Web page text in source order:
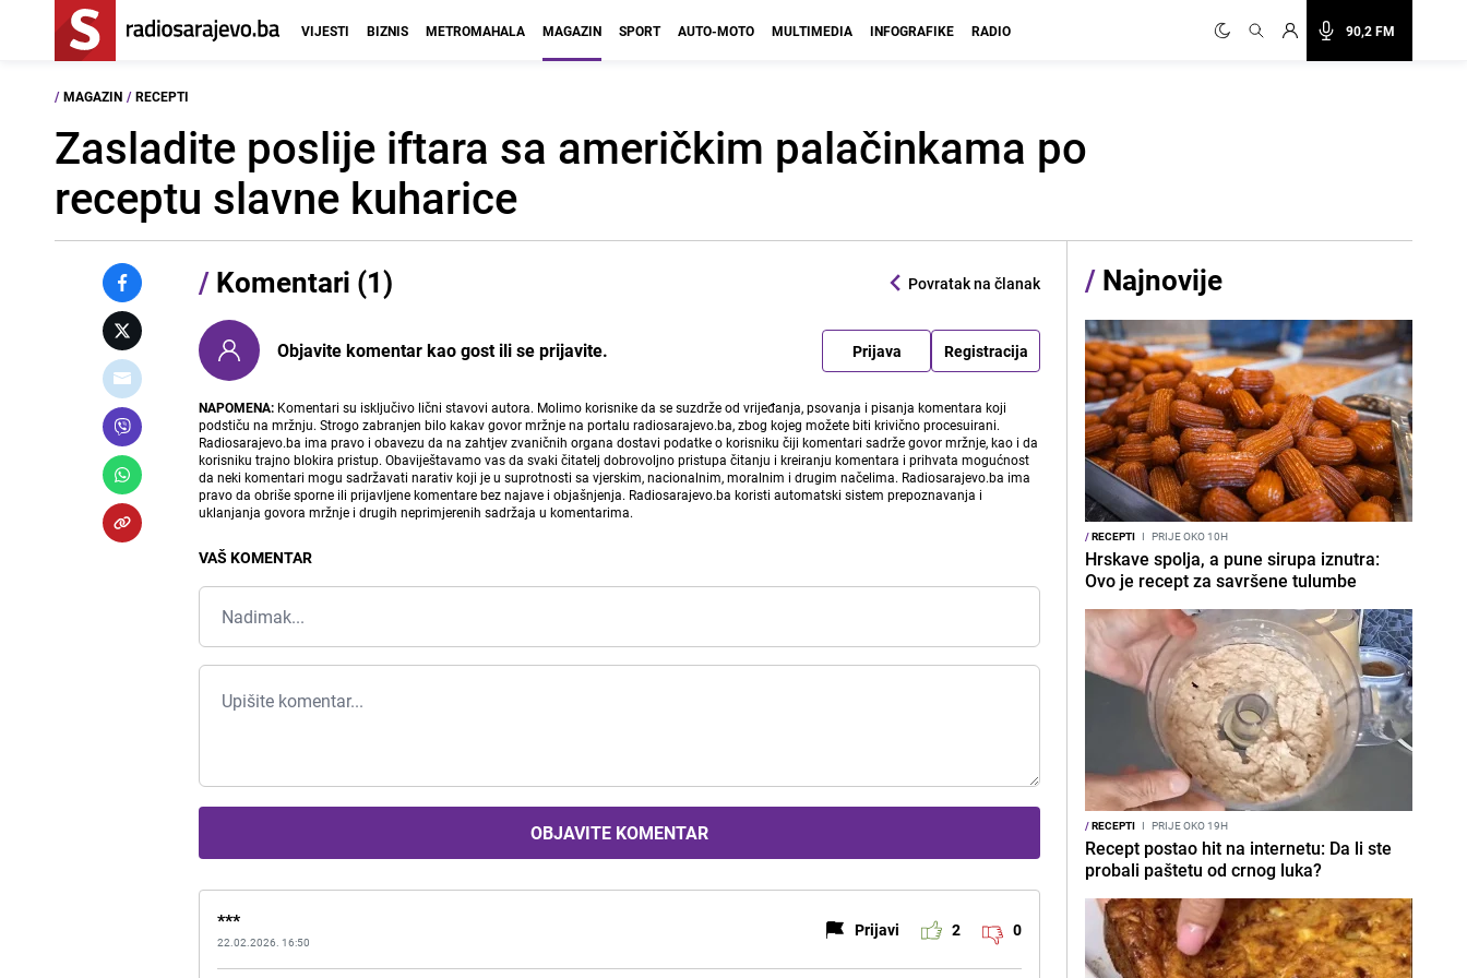
90,2 FM
VIJESTI BIZNIS METROMAHALA MAGAZIN SPORT AUTO-MOTO MULTIMEDIA INFOGRAFIKE RADIO
/ MAGAZIN / RECEPTI
Zasladite poslije iftara sa američkim palačinkama po
receptu slavne kuharice
/ Komentari (1) Povratak na članak
Objavite komentar kao gost ili se prijavite. Prijava Registracija
NAPOMENA: Komentari su isključivo lični stavovi autora. Molimo korisnike da se suzdrže od vrijeđanja, psovanja i pisanja komentara koji
podstiču na mržnju. Strogo zabranjen bilo kakav govor mržnje na portalu radiosarajevo.ba, zbog kojeg možete biti krivično procesuirani.
Radiosarajevo.ba ima pravo i obavezu da na zahtjev zvaničnih organa dostavi podatke o korisniku čiji komentari sadrže govor mržnje, kao i da
korisniku trajno blokira pristup. Obaviještavamo vas da svaki čitatelj dobrovoljno pristupa čitanju i kreiranju komentara i prihvata mogućnost
da neki komentari mogu sadržavati narativ koji je u suprotnosti sa vjerskim, nacionalnim, moralnim i drugim načelima. Radiosarajevo.ba ima
pravo da obriše sporne ili prijavljene komentare bez najave i objašnjenja. Radiosarajevo.ba koristi automatski sistem prepoznavanja i
uklanjanja govora mržnje i drugih neprimjerenih sadržaja u komentarima.
VAŠ KOMENTAR
OBJAVITE KOMENTAR
***
22.02.2026. 16:50
Prijavi 2 0
/ Najnovije
/RECEPTI I PRIJE OKO 10H
Hrskave spolja, a pune sirupa iznutra:
Ovo je recept za savršene tulumbe
/RECEPTI I PRIJE OKO 19H
Recept postao hit na internetu: Da li ste
probali paštetu od crnog luka?